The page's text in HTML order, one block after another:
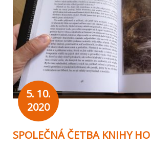
5. 10.
2020
SPOLEČNÁ ČETBA KNIHY